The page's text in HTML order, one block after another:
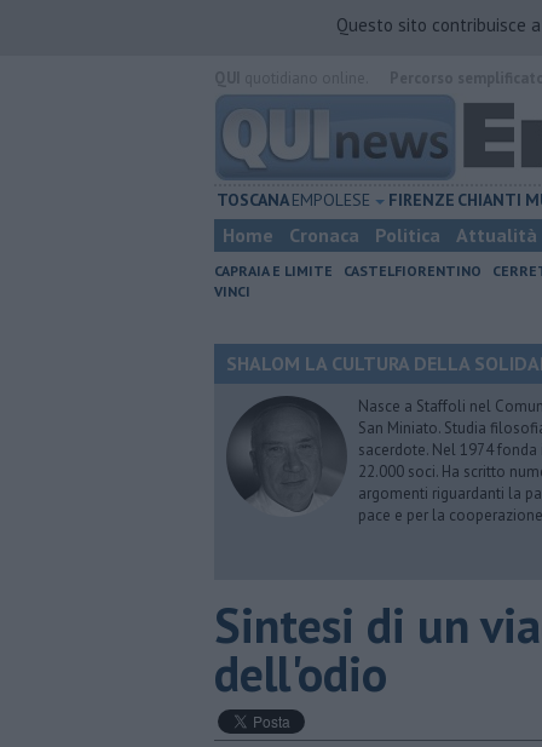
Questo sito contribuisce
TOSCANAEMPOLESE FIRENZE CHIANTI
Home Cronaca Politica Attualità
CAPRAIA E LIMITE CASTELFIORENTINO
VINCI
SHALOM LA CULTURA DELLA
Nasce a Staffoli nel
San Miniato. Studia
sacerdote. Nel 1974
22.000 soci. Ha scritto
argomenti riguardanti la
pace e per la
​Sintesi di un
dell'odio